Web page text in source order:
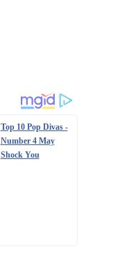
Top 10 Pop Divas -
Number 4 May
Shock You